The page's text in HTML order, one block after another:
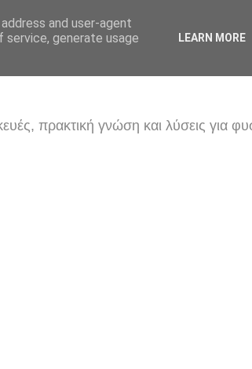
πρακτική γνώση και λύσεις για
and user-agent
generate usage
LEARN MORE